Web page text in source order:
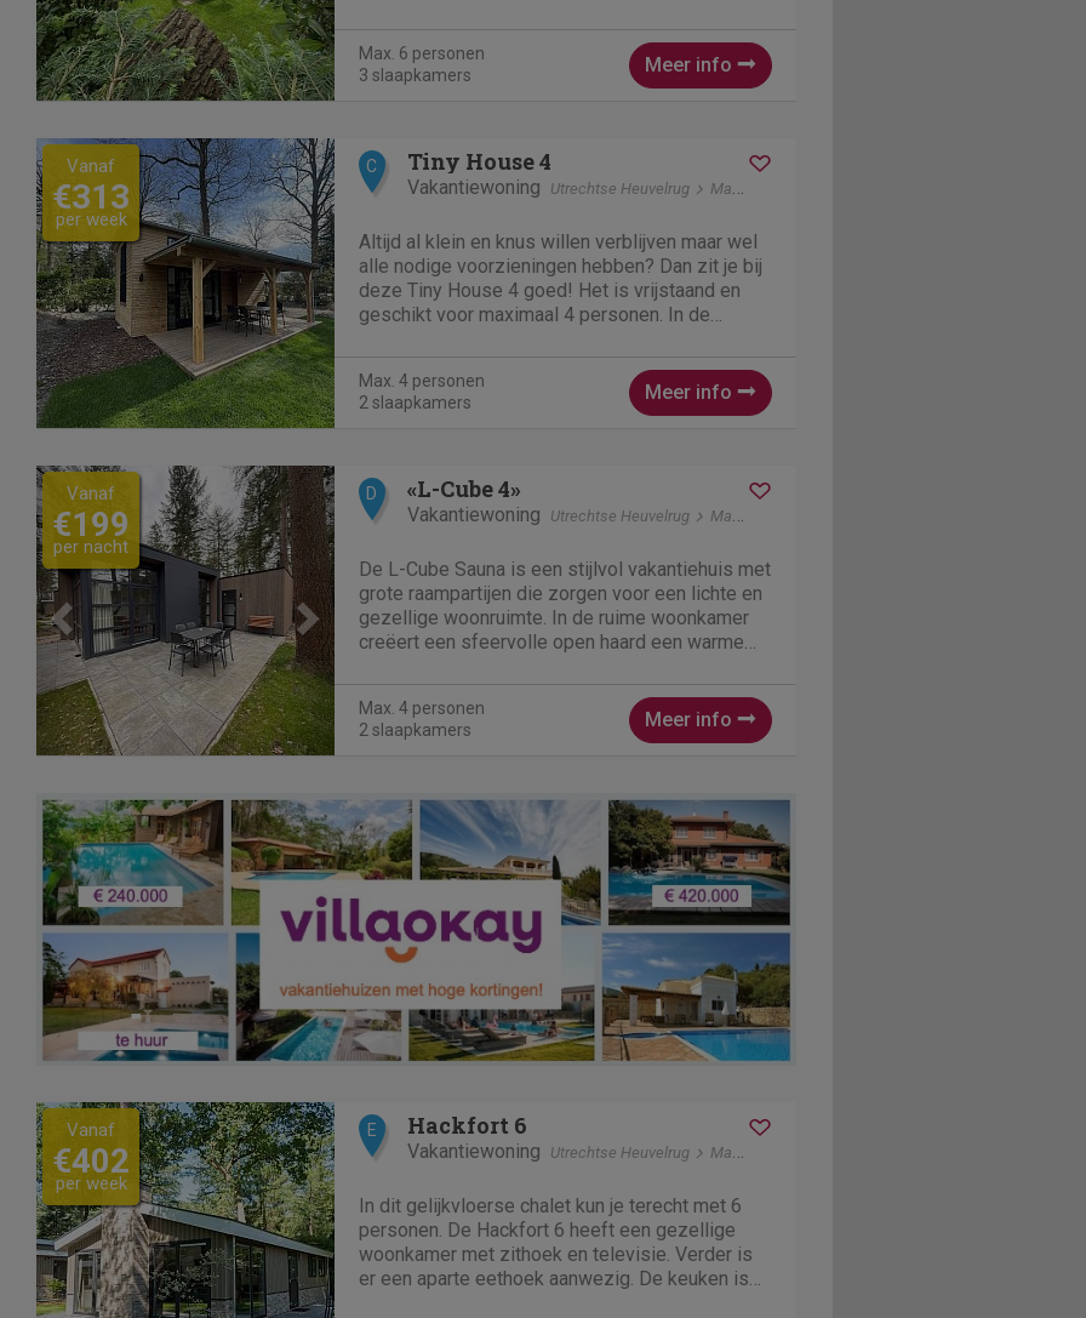
een...
Max. 6 personen
3 slaapkamers
Meer info
Vanaf
€313
per week
C Tiny House 4
Vakantiewoning Utrechtse Heuvelrug Maarn
Altijd al klein en knus willen verblijven maar wel
alle nodige voorzieningen hebben? Dan zit je bij
deze Tiny House 4 goed! Het is vrijstaand en
geschikt voor maximaal 4 personen. In de
keuken. Hier beschik je...
Max. 4 personen
2 slaapkamers
Meer info
Previous Next
Vanaf
€199
per nacht
D «L-Cube 4»
Vakantiewoning Utrechtse Heuvelrug Maarn
De L-Cube Sauna is een stijlvol vakantiehuis met
grote raampartijen die zorgen voor een lichte en
gezellige woonruimte. In de ruime woonkamer
creëert een sfeervolle open haard een warme
privacy ervaart. De...
Max. 4 personen
2 slaapkamers
Meer info
Vanaf
€402
per week
E Hackfort 6
Vakantiewoning Utrechtse Heuvelrug Maarn
In dit gelijkvloerse chalet kun je terecht met 6
personen. De Hackfort 6 heeft een gezellige
woonkamer met zithoek en televisie. Verder is
er een aparte eethoek aanwezig. De keuken is